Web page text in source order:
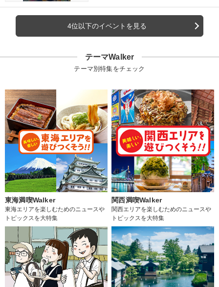
4位以下のイベントを見る
テーマWalker
テーマ別特集をチェック
東海満喫Walker
東海エリアを楽しむためのニュースや
トピックスを大特集
関西満喫Walker
関西エリアを楽しむためのニュースや
トピックスを大特集